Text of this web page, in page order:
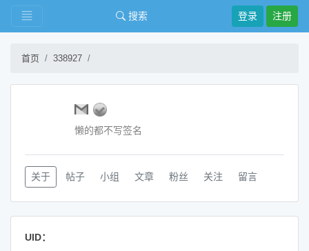
搜索 登录 注册
首页 338927
懒的都不写签名
关于 帖子 小组 文章 粉丝 关注 留言
UID：